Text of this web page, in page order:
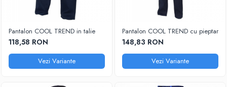
Pantalon COOL TREND in talie
118,58 RON
Vezi Variante
Pantalon COOL TREND cu pieptar
148,83 RON
Vezi Variante